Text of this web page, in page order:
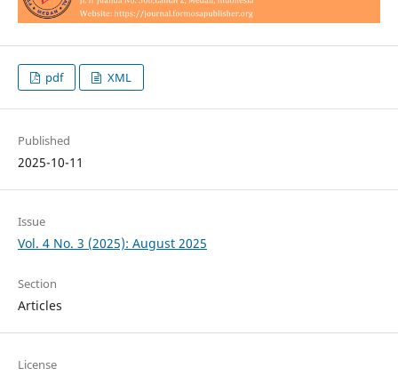
pdf XML
Published
2025-10-11
Issue
Vol. 4 No. 3 (2025): August 2025
Section
Articles
License